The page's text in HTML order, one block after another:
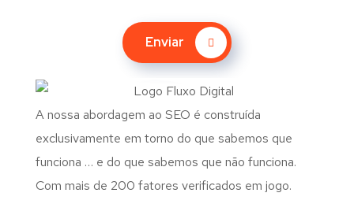
Enviar
A nossa abordagem ao SEO é construída
exclusivamente em torno do que sabemos que
funciona … e do que sabemos que não funciona.
Com mais de 200 fatores verificados em jogo.